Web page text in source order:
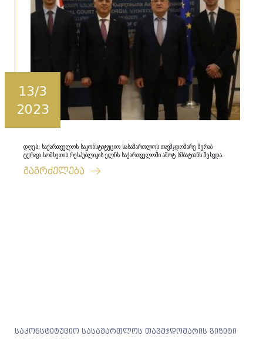
13/3
2023
დღეს, საქართველოს საკონსტიტუციო სასამართლოს თავმჯდომარე მერაბ
ტურავა სომხეთის რესპუბლიკის ელჩს საქართველოში აშოტ სმბატიანს შეხვდა.
გაგრძელება
საკონსტიტუციო სასამართლოს თავმჯდომარის ვიზიტი